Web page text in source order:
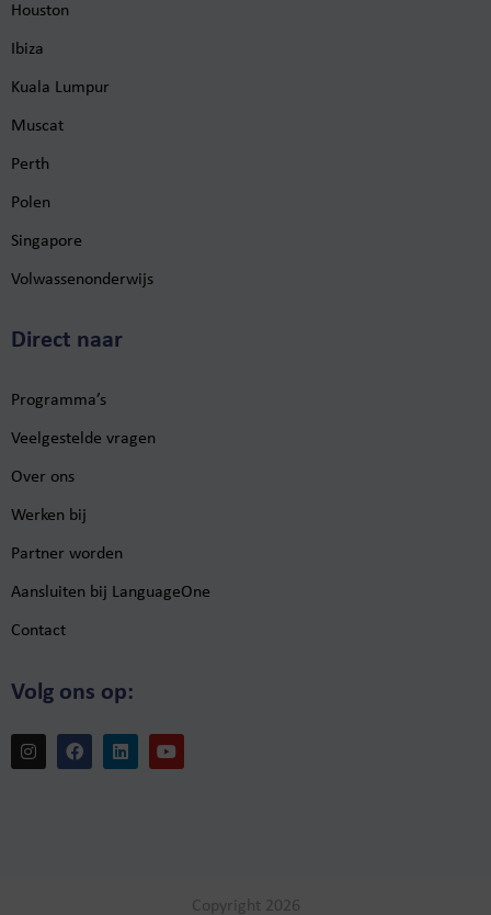
Houston
Ibiza
Kuala Lumpur
Muscat
Perth
Polen
Singapore
Volwassenonderwijs
Direct naar
Programma’s
Veelgestelde vragen
Over ons
Werken bij
Partner worden
Aansluiten bij LanguageOne
Contact
Volg ons op:
Copyright 2026